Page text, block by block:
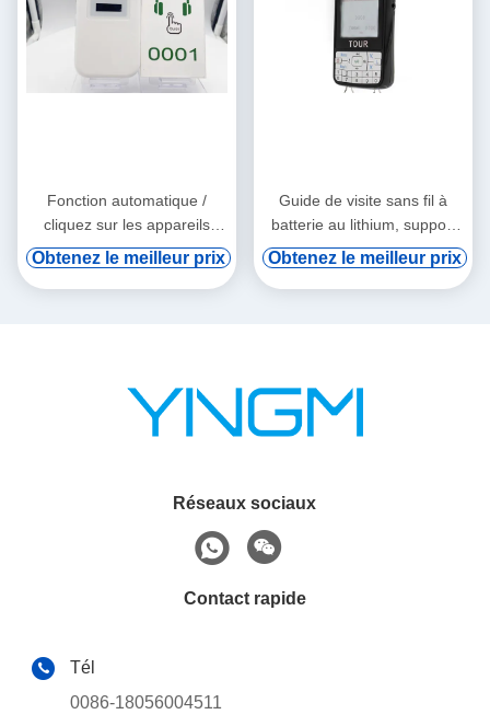
Fonction automatique /
cliquez sur les appareils
audio tourne-tourne
Obtenez le meilleur prix
Guide de visite sans fil à
batterie au lithium, support
de vod numérique et
induction automatique
Obtenez le meilleur prix
Réseaux sociaux
Contact rapide
Tél
0086-18056004511